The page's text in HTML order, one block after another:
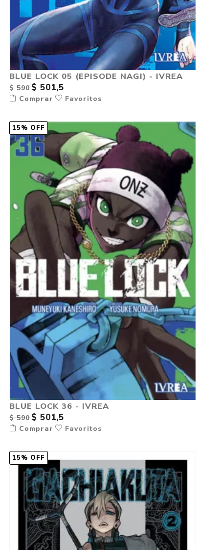
BLUE LOCK 05 (EPISODE NAGI) - IVREA
$ 590 $ 501,5
Comprar Favoritos
15% OFF
BLUE LOCK 36 - IVREA
$ 590 $ 501,5
Comprar Favoritos
15% OFF